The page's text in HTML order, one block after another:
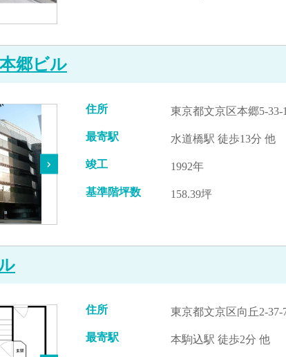
郷ビル
住所 東京都文京区本郷5-33-
最寄駅 水道橋駅 徒歩13分 他
竣工 1992年
基準階坪数 158.39坪
住所 東京都文京区向丘2-37-
最寄駅 本駒込駅 徒歩2分 他